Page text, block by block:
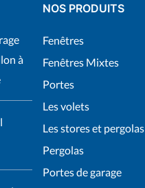
à
NOS PRODUITS
Fenêtres
Fenêtres Mixtes
Portes
Les volets
Les stores et pergolas
Pergolas
Portes de garage